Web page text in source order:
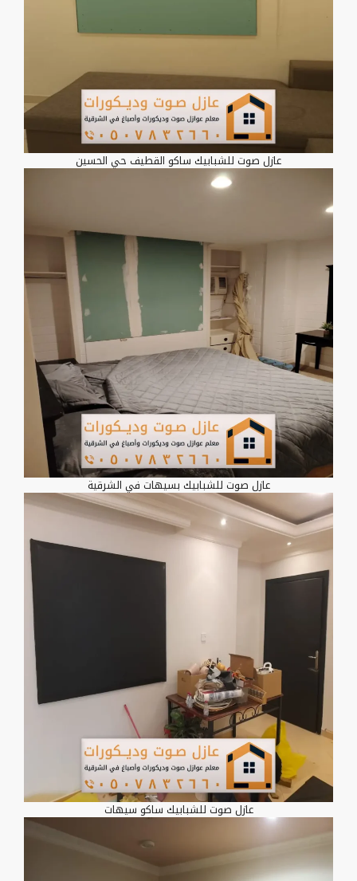
عازل صوت للشبابيك ساكو القطيف حي الحسين
عازل صوت للشبابيك بسيهات في الشرقية
عازل صوت للشبابيك ساكو سيهات